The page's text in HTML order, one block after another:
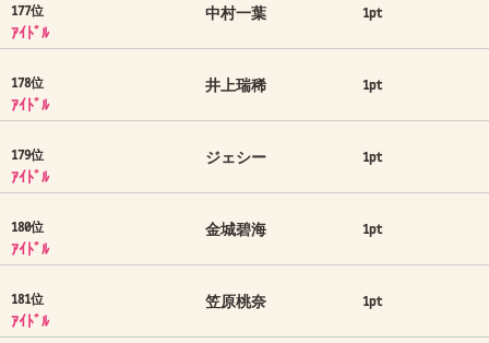
177位
ｱｲﾄﾞﾙ
中村一葉 1pt
178位
ｱｲﾄﾞﾙ
井上瑞稀 1pt
179位
ｱｲﾄﾞﾙ
ジェシー 1pt
180位
ｱｲﾄﾞﾙ
金城碧海 1pt
181位
ｱｲﾄﾞﾙ
笠原桃奈 1pt